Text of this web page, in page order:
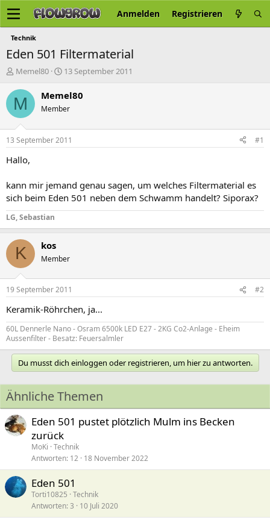
Anmelden Registrieren
Technik
Eden 501 Filtermaterial
E
s
t
e
r
Memel80
E
s
e
l
t
13 September 2011
M Memel80
Member
13 September 2011 #1
Hallo,
kann mir jemand genau sagen, um welches Filtermaterial es
sich beim Eden 501 neben dem Schwamm handelt? Siporax?
LG, Sebastian
K kos
Member
19 September 2011 #2
Keramik-Röhrchen, ja...
60L Dennerle Nano - Osram 6500k LED E27 - 2KG Co2-Anlage - Eheim
Aussenfilter - Besatz: Feuersalmler
Du musst dich einloggen oder registrieren, um hier zu antworten.
Ähnliche Themen
Eden 501 pustet plötzlich Mulm ins Becken
zurück
MoKi Technik
Antworten 12 18 November 2022
Eden 501
Torti10825 Technik
Antworten 3 10 Juli 2020